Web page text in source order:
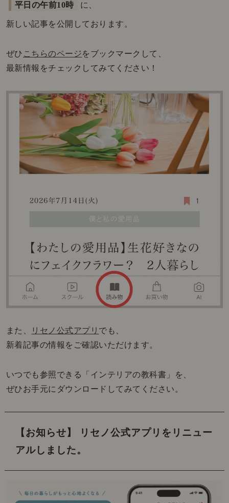
平日の午前10時 に、
新しい記事を公開しております。
ぜひ こちらのページをブックマークして、
最新情報をチェックしてみてください！
また、 リセノ公式アプリ でも、
新着記事の情報をご確認いただけます。
いつでも参照できる「インテリアの教科書」を、
ぜひお手元にダウンロードしてみてください。
【お知らせ】 リセノ公式アプリをリニュー
アルしました。